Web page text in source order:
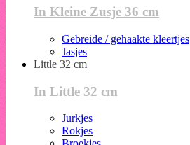
In Kleine Zusje 36 cm
Gebreide / gehaakte kleertjes
Jasjes
Little 32 cm
In Little 32 cm
Jurkjes
Rokjes